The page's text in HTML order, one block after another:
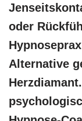
oder
Alternative